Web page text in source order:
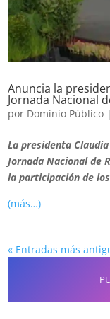
Anuncia la
Jornada Nacional
por Dominio Público
La presidenta
Jornada Nacional de
la participación de
(más…)
« Entradas más